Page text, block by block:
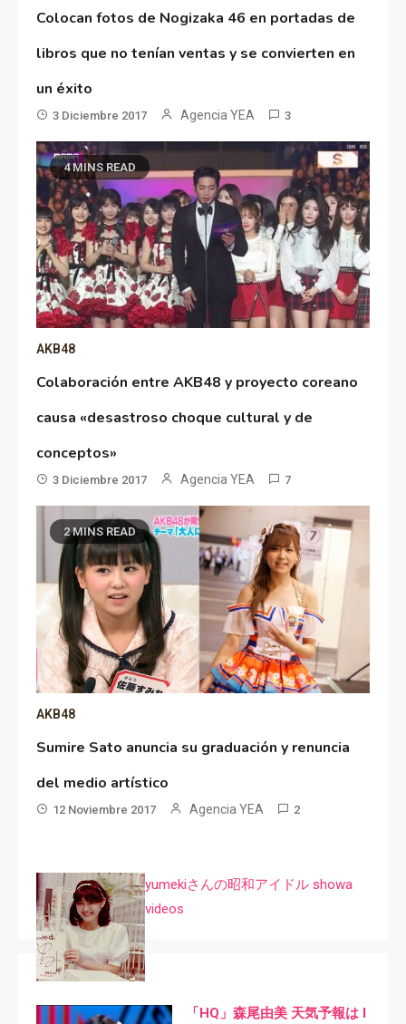
Colocan fotos de Nogizaka 46 en portadas de
libros que no tenían ventas y se convierten en
un éxito
3 Diciembre 2017 Agencia YEA 3
4 MINS READ
AKB48
Colaboración entre AKB48 y proyecto coreano
causa «desastroso choque cultural y de
conceptos»
3 Diciembre 2017 Agencia YEA 7
2 MINS READ
AKB48
Sumire Sato anuncia su graduación y renuncia
del medio artístico
12 Noviembre 2017 Agencia YEA 2
yumekiさんの昭和アイドル showa
videos
「HQ」森尾由美 天気予報は I